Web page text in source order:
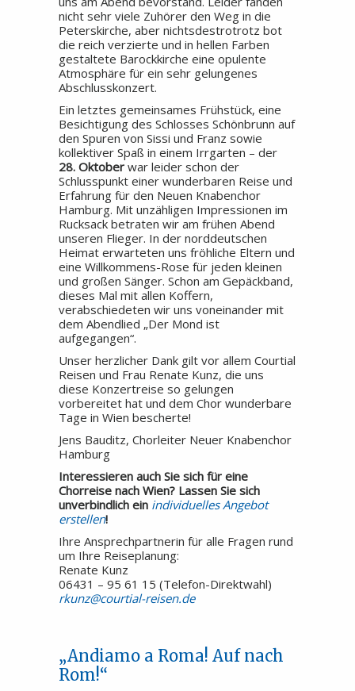
nicht sehr viele Zuhörer den Weg in die
Peterskirche, aber nichtsdestrotrotz bot
die reich verzierte und in hellen Farben
gestaltete Barockkirche eine opulente
Atmosphäre für ein sehr gelungenes
Abschlusskonzert.
Ein letztes gemeinsames Frühstück, eine
Besichtigung des Schlosses Schönbrunn auf
den Spuren von Sissi und Franz sowie
kollektiver Spaß in einem Irrgarten – der
28. Oktober war leider schon der
Schlusspunkt einer wunderbaren Reise und
Erfahrung für den Neuen Knabenchor
Hamburg. Mit unzähligen Impressionen im
Rucksack betraten wir am frühen Abend
unseren Flieger. In der norddeutschen
Heimat erwarteten uns fröhliche Eltern und
eine Willkommens-Rose für jeden kleinen
und großen Sänger. Schon am Gepäckband,
dieses Mal mit allen Koffern,
verabschiedeten wir uns voneinander mit
dem Abendlied „Der Mond ist
aufgegangen“.
Unser herzlicher Dank gilt vor allem Courtial
Reisen und Frau Renate Kunz, die uns
diese Konzertreise so gelungen
vorbereitet hat und dem Chor wunderbare
Tage in Wien bescherte!
Jens Bauditz, Chorleiter Neuer Knabenchor
Hamburg
Interessieren auch Sie sich für eine
Chorreise nach Wien? Lassen Sie sich
unverbindlich ein individuelles Angebot
erstellen!
Ihre Ansprechpartnerin für alle Fragen rund
um Ihre Reiseplanung:
Renate Kunz
06431 – 95 61 15 (Telefon-Direktwahl)
rkunz@courtial-reisen.de
„Andiamo a Roma! Auf nach
Rom!“